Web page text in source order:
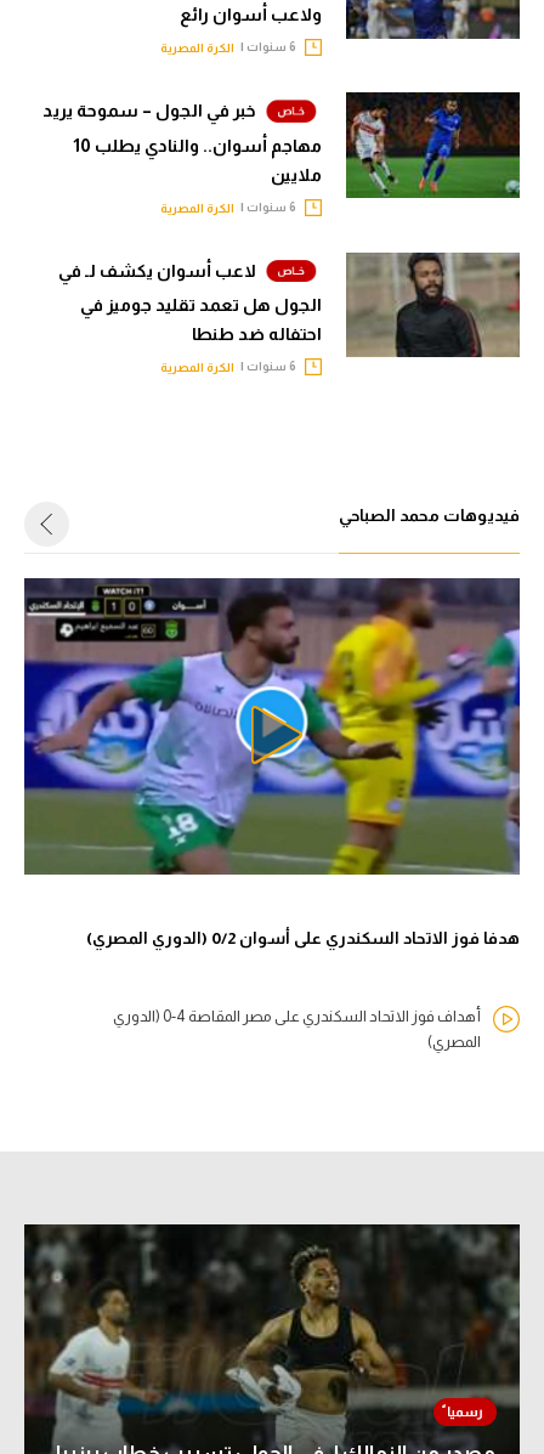
أمريكا
أقسام خاصة
ميركاتو
تحقيق في الجول
تقرير في الجول
ولاعب أسوان رائع
الكرة المصرية
خبر في الجول – سموحة يريد
مهاجم أسوان.. والنادي يطلب 10
ملايين
الكرة المصرية
لاعب أسوان يكشف لـ في
الجول هل تعمد تقليد جوميز في
احتفاله ضد طنطا
الكرة المصرية
فيديوهات محمد الصباحي
هدفا فوز الاتحاد السكندري على أسوان 0/2 (الدوري المصري)
أهداف فوز الاتحاد السكندري على مصر المقاصة 4-0 (الدوري
المصري)